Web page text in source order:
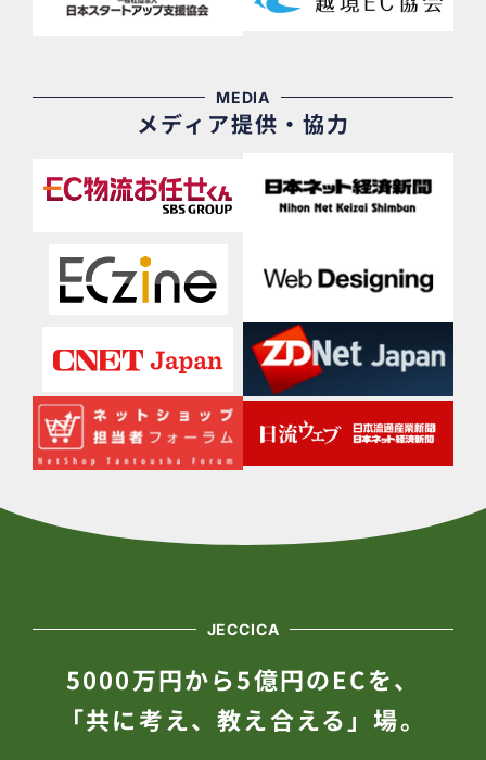
MEDIA
メディア提供・協力
JECCICA
5000万円から5億円のECを、
「共に考え、教え合える」場。